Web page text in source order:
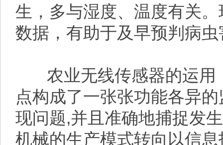
生，多与湿度、温度有关
数据，有助于及早预判病
农业无线传感器的运用
点构成了一张张功能各异
现问题,并且准确地捕捉发
机械的生产模式转向以信